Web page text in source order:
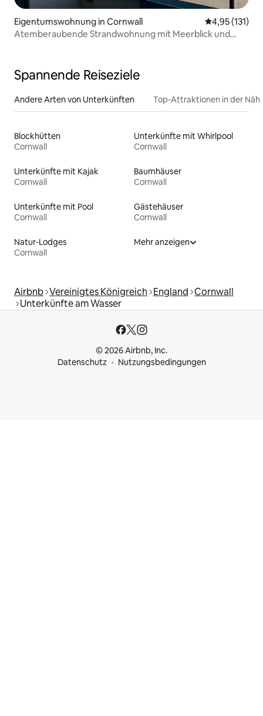
Eigentumswohnung in Cornwall
4,95 (131)
Atemberaubende Strandwohnung mit Meerblick und
Spannende Reiseziele
Andere Arten von Unterkünften Top-Attraktionen in der
Blockhütten
Cornwall
Unterkünfte mit Whirlpool
Cornwall
Unterkünfte mit Kajak
Cornwall
Baumhäuser
Cornwall
Unterkünfte mit Pool
Cornwall
Gästehäuser
Cornwall
Natur-Lodges
Cornwall
Mehr anzeigen
Airbnb Vereinigtes Königreich England Cornwall
Unterkünfte am Wasser
© 2026 Airbnb, Inc.
Datenschutz
Nutzungsbedingungen